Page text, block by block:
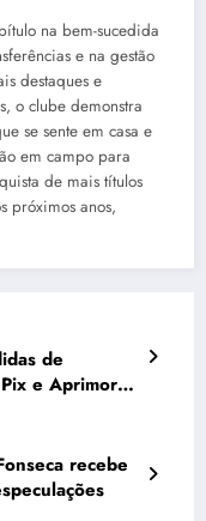
na bem-sucedida
e na gestão
destaques e
o clube demonstra
se sente em casa e
em campo para
de mais títulos
próximos anos,
de
e Aprimora
recebe